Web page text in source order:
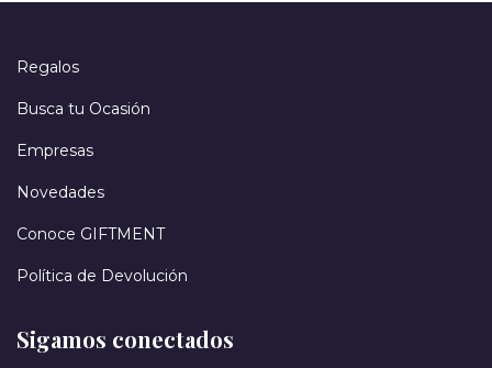
Regalos
Busca tu Ocasión
Empresas
Novedades
Conoce GIFTMENT
Política de Devolución
Sigamos conectados